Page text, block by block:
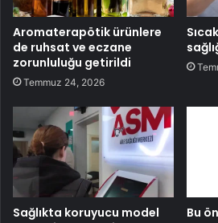
Aromaterapötik ürünlere
de ruhsat ve eczane
zorunluluğu getirildi
Temmuz 24, 2026
Sağlıkta koruyucu model
Bu